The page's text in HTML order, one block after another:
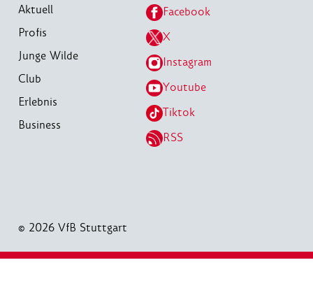
Aktuell
Profis
Junge Wilde
Club
Erlebnis
Business
Facebook
X
Instagram
Youtube
Tiktok
RSS
© 2026 VfB Stuttgart